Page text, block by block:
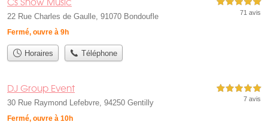
22 Rue Charles de Gaulle, 91070 Bondoufle
Fermé, ouvre à 9h
5,0 étoiles sur 5
71 avis
Horaires Téléphone
DJ Group Event
30 Rue Raymond Lefebvre, 94250 Gentilly
Fermé, ouvre à 10h
5,0 étoiles sur 5
7 avis